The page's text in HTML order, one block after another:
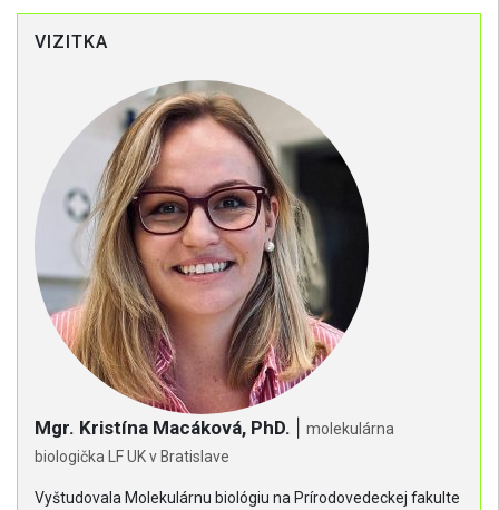
VIZITKA
Mgr. Kristína Macáková, PhD.
molekulárna
biologička LF UK v Bratislave
Vyštudovala Molekulárnu biológiu na Prírodovedeckej fakulte